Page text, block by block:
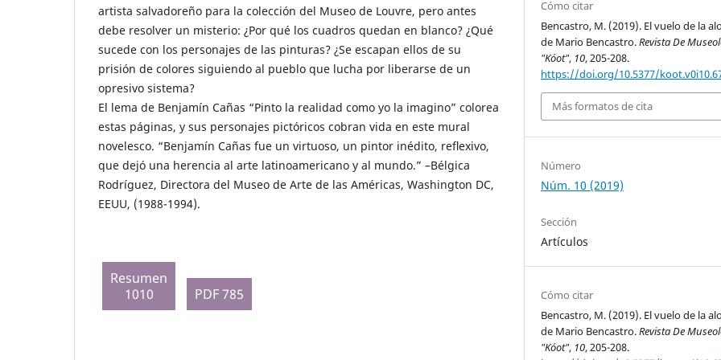
artista salvadoreño para la colección del Museo de Louvre, pero antes
debe resolver un misterio: ¿Por qué los cuadros quedan en blanco? ¿Qué
sucede con los personajes de las pinturas? ¿Se escapan ellos de su
prisión de colores siguiendo al pueblo que lucha por liberarse de un
opresivo sistema?
El lema de Benjamín Cañas “Pinto la realidad como yo la imagino” colorea
estas páginas, y sus personajes pictóricos cobran vida en este mural
novelesco. “Benjamín Cañas fue un virtuoso, un pintor inédito, reﬂexivo,
que dejó una herencia al arte latinoamericano y al mundo.” –Bélgica
Rodríguez, Directora del Museo de Arte de las Américas, Washington DC,
EEUU, (1988-1994).
Resumen
1010
PDF 785
Cómo citar
Bencastro, M. (2019). El vuelo de la
de Mario Bencastro.Revista De
"Kóot", 10, 205-208.
https://doi.org/10.5377/
Más formatos de cita
Número
Núm. 10 (2019)
Sección
Artículos
Cómo citar
Bencastro, M. (2019). El vuelo de la
de Mario Bencastro.Revista De
"Kóot", 10, 205-208.